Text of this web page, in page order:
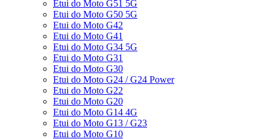
Etui do Moto G51 5G
Etui do Moto G50 5G
Etui do Moto G42
Etui do Moto G41
Etui do Moto G34 5G
Etui do Moto G31
Etui do Moto G30
Etui do Moto G24 / G24 Power
Etui do Moto G22
Etui do Moto G20
Etui do Moto G14 4G
Etui do Moto G13 / G23
Etui do Moto G10